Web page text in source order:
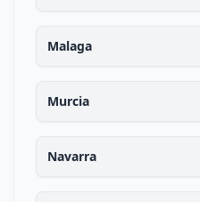
Malaga
Murcia
Navarra